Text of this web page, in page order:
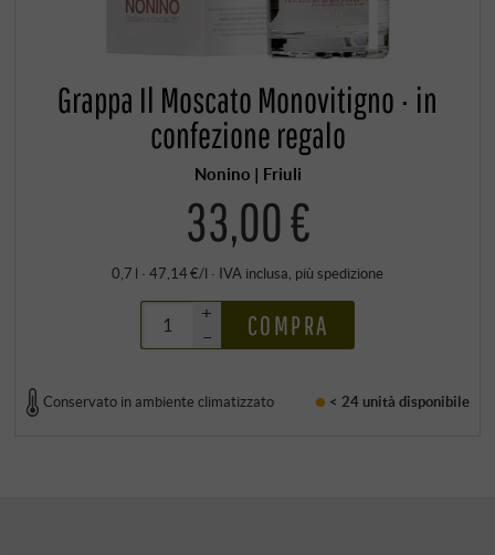
Grappa Il Moscato Monovitigno · in
confezione regalo
Nonino | Friuli
33,00 €
0,7 l · 47,14 €/l · IVA inclusa , più spedizione
+
–
COMPRA
Conservato in ambiente climatizzato < 24 unità disponibile